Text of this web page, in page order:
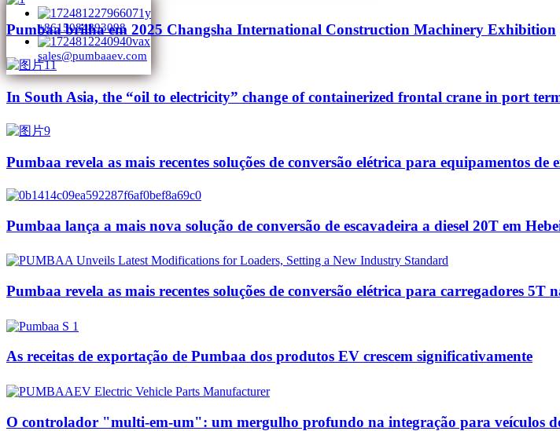
+8615084893098
sales@pumbaaev.com
Pumbaa brilha em 2025 Changsha International Construction Machinery Exhibition
In South Asia, the “oil to electricity” change of containerized frontal crane in port
Pumbaa revela as mais recentes soluções de conversão elétrica para equipamentos de
Pumbaa lança a mais nova solução de conversão de escavadeira a diesel 20T em
Pumbaa revela as mais recentes soluções de conversão elétrica para carregadores
As receitas de exportação de Pumbaa dos produtos EV crescem significativamente
O controlador "multi-em-um": um mergulho profundo na integração para veículos